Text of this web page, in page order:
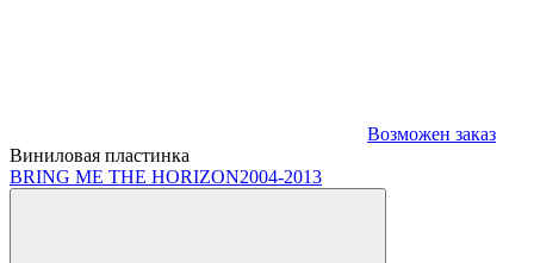
Возможен заказ
Виниловая пластинка
BRING ME THE HORIZON2004-2013